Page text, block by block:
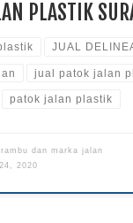
PLASTIK
JUAL
jual patok jalan
patok jalan plastik
dan marka jalan
2020